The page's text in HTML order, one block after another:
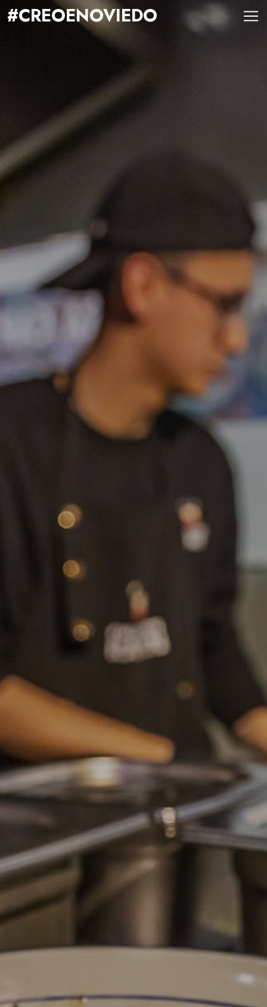
#CREOENOVIEDO